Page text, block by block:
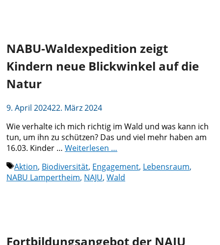
NABU-Waldexpedition zeigt
Kindern neue Blickwinkel auf die
Natur
9. April 202422. März 2024
Wie verhalte ich mich richtig im Wald und was kann ich
tun, um ihn zu schützen? Das und viel mehr haben am
16.03. Kinder … Weiterlesen …
Schlagwörter
Aktion, Biodiversität, Engagement, Lebensraum,
NABU Lampertheim, NAJU, Wald
Fortbildungsangebot der NAJU